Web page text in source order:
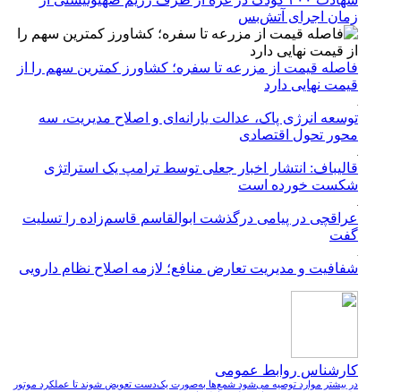
زمان اجرای آتش‌بس
فاصله قیمت از مزرعه تا سفره؛ کشاورز کمترین سهم را از
قیمت نهایی دارد
توسعه انرژی پاک، عدالت یارانه‌ای و اصلاح مدیریت، سه
محور تحول اقتصادی
قالیباف: انتشار اخبار جعلی توسط ترامپ یک استراتژی
شکست خورده است
عراقچی در پیامی درگذشت ابوالقاسم قاسم‌زاده را تسلیت
گفت
شفافیت و مدیریت تعارض منافع؛ لازمه اصلاح نظام دارویی
کارشناس روابط عمومی
در بیشتر موارد توصیه می‌شود شمع‌ها به‌صورت یک‌دست تعویض شوند تا عملکرد موتور